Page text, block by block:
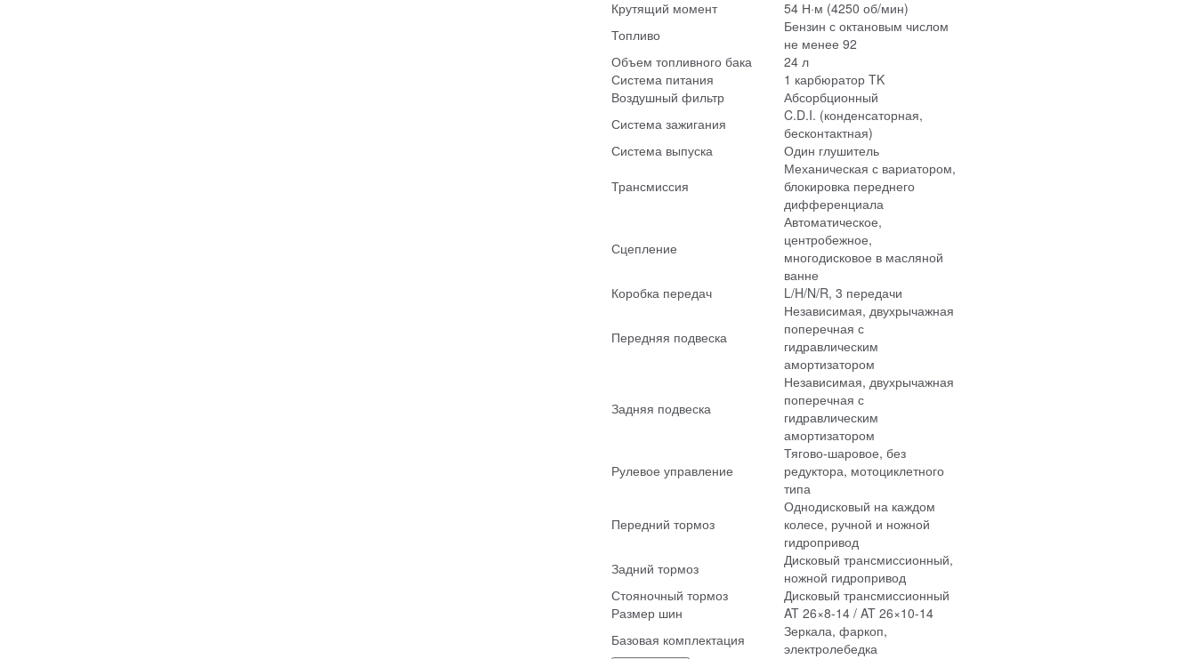
Крутящий момент
54 Н·м (4250 об/мин)
Топливо
Бензин с октановым числом
не менее 92
Объем топливного бака
24 л
Система питания
1 карбюратор TK
Воздушный фильтр
Абсорбционный
Система зажигания
C.D.I. (конденсаторная,
бесконтактная)
Система выпуска
Один глушитель
Трансмиссия
Механическая с вариатором,
блокировка переднего
дифференциала
Сцепление
Автоматическое,
центробежное,
многодисковое в масляной
ванне
Коробка передач
L/H/N/R, 3 передачи
Передняя подвеска
Независимая, двухрычажная
поперечная с
гидравлическим
амортизатором
Задняя подвеска
Независимая, двухрычажная
поперечная с
гидравлическим
амортизатором
Рулевое управление
Тягово-шаровое, без
редуктора, мотоциклетного
типа
Передний тормоз
Однодисковый на каждом
колесе, ручной и ножной
гидропривод
Задний тормоз
Дисковый трансмиссионный,
ножной гидропривод
Стояночный тормоз
Дисковый трансмиссионный
Размер шин
AT 26×8-14 / AT 26×10-14
Базовая комплектация
Зеркала, фаркоп,
электролебедка